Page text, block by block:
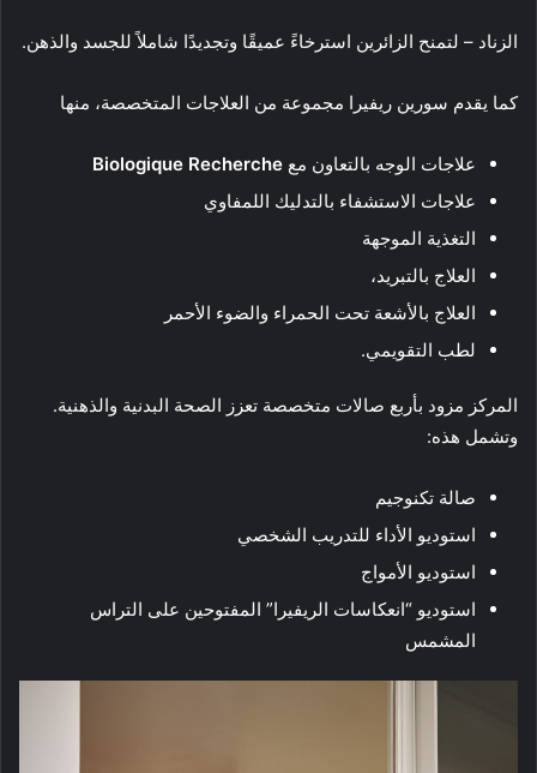
الزناد – لتمنح الزائرين استرخاءً عميقًا وتجديدًا شاملاً للجسد والذهن.
كما يقدم سورين ريفيرا مجموعة من العلاجات المتخصصة، منها
علاجات الوجه بالتعاون مع Biologique Recherche
علاجات الاستشفاء بالتدليك اللمفاوي
التغذية الموجهة
العلاج بالتبريد،
العلاج بالأشعة تحت الحمراء والضوء الأحمر
لطب التقويمي.
المركز مزود بأربع صالات متخصصة تعزز الصحة البدنية والذهنية.
وتشمل هذه:
صالة تكنوجيم
استوديو الأداء للتدريب الشخصي
استوديو الأمواج
استوديو “انعكاسات الريفيرا” المفتوحين على التراس
المشمس